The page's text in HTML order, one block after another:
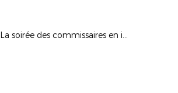
La soirée des commissaires en images